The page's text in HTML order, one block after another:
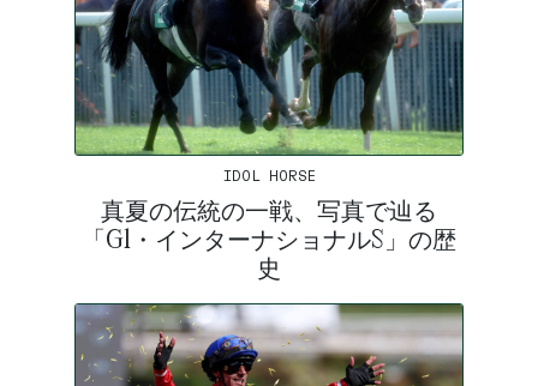
IDOL HORSE
真夏の伝統の一戦、写真で辿る
「G1・インターナショナルS」の歴
史